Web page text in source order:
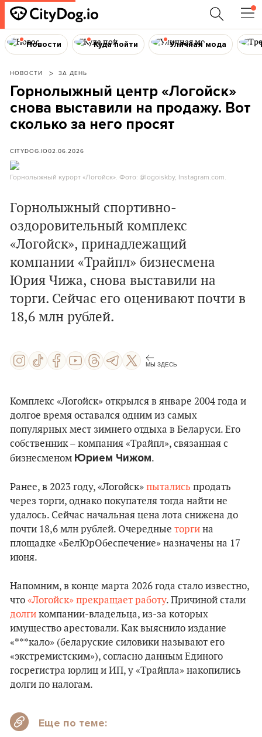
Новости Куда пойти Уличная мода
НОВОСТИ ЗА ДЕНЬ
Горнолыжный центр «Логойск»
снова выставили на продажу. Вот
сколько за него просят
CITYDOG.IO02.06.2026
Горнолыжный курорт «Логойск». Фото: @logoiskby, Instagram.com.
Горнолыжный спортивно-
оздоровительный комплекс
«Логойск», принадлежащий
компании «Трайпл» бизнесмена
Юрия Чижа, снова выставили на
торги. Сейчас его оценивают почти в
18,6 млн рублей.
МЫ ЗДЕСЬ
Комплекс «Логойск» открылся в январе 2004 года и
долгое время оставался одним из самых
популярных мест зимнего отдыха в Беларуси. Его
собственник – компания «Трайпл», связанная с
бизнесменом Юрием Чижом.
Ранее, в 2023 году, «Логойск» пытались продать
через торги, однако покупателя тогда найти не
удалось. Сейчас начальная цена лота снижена до
почти 18,6 млн рублей. Очередные торги на
площадке «БелЮрОбеспечение» назначены на 17
июня.
Напомним, в конце марта 2026 года стало известно,
что «Логойск» прекращает работу. Причиной стали
долги компании-владельца, из-за которых
имущество арестовали. Как выяснило издание
«***кало» (беларуские силовики называют его
«экстремистским»), согласно данным Единого
госрегистра юрлиц и ИП, у «Трайпла» накопились
долги по налогам.
Еще по теме: